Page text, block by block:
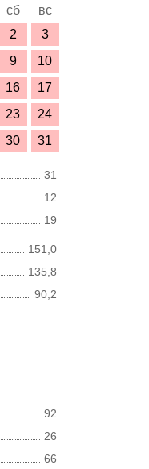
сб
вс
2
3
9
10
16
17
23
24
30 31
31
12
19
151,0
135,8
90,2
92
26
66